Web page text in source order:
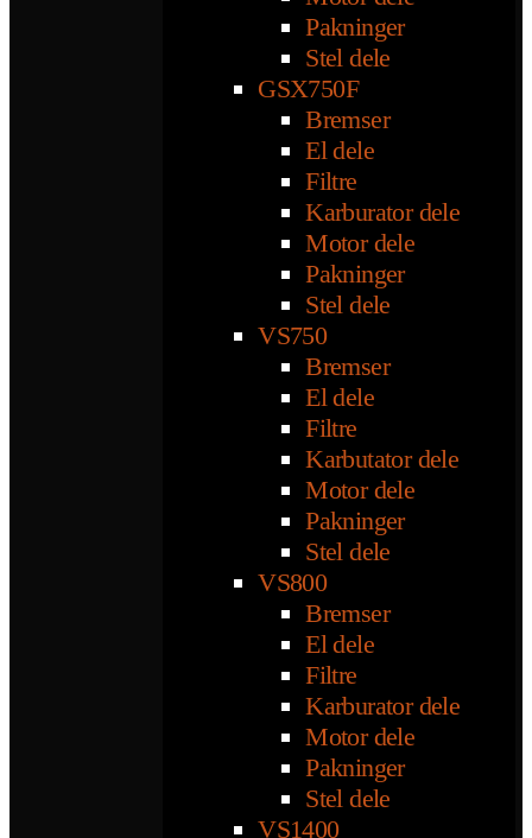
Pakninger
Stel dele
GSX750F
Bremser
El dele
Filtre
Karburator dele
Motor dele
Pakninger
Stel dele
VS750
Bremser
El dele
Filtre
Karbutator dele
Motor dele
Pakninger
Stel dele
VS800
Bremser
El dele
Filtre
Karburator dele
Motor dele
Pakninger
Stel dele
VS1400